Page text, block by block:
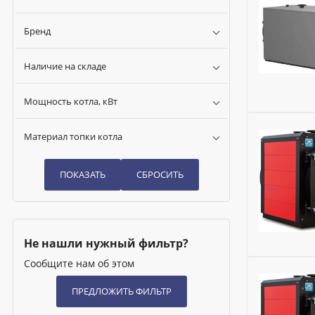
Бренд
Наличие на складе
Мощность котла, кВт
Материал топки котла
Не нашли нужный фильтр?
Сообщите нам об этом
Мощность
Место
Принцип
Камера